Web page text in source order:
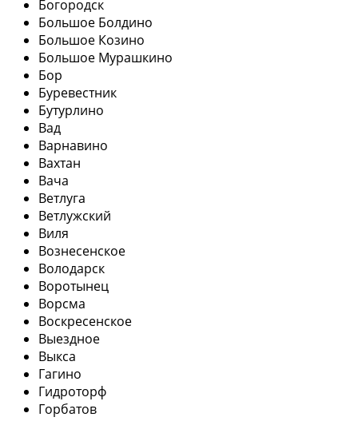
Богородск
Большое Болдино
Большое Козино
Большое Мурашкино
Бор
Буревестник
Бутурлино
Вад
Варнавино
Вахтан
Вача
Ветлуга
Ветлужский
Виля
Вознесенское
Володарск
Воротынец
Ворсма
Воскресенское
Выездное
Выкса
Гагино
Гидроторф
Горбатов